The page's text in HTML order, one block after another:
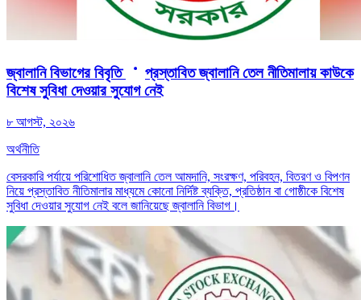
জ্বালানি বিভাগের বিবৃতি
প্রস্তাবিত জ্বালানি তেল নীতিমালায় কাউকে
বিশেষ সুবিধা দেওয়ার সুযোগ নেই
৮ আগস্ট, ২০২৬
অর্থনীতি
বেসরকারি পর্যায়ে পরিশোধিত জ্বালানি তেল আমদানি, সংরক্ষণ, পরিবহন, বিতরণ ও বিপণন
নিয়ে প্রস্তাবিত নীতিমালার মাধ্যমে কোনো নির্দিষ্ট ব্যক্তি, প্রতিষ্ঠান বা গোষ্ঠীকে বিশেষ
সুবিধা দেওয়ার সুযোগ নেই বলে জানিয়েছে জ্বালানি বিভাগ।